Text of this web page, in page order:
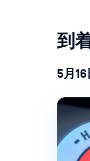
到
5月